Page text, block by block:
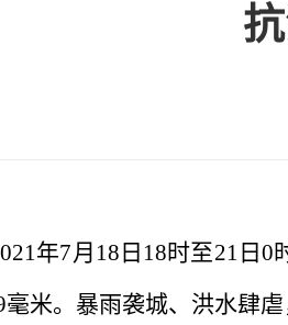
年7月18日18时至21日
毫米。暴雨袭城、洪水肆